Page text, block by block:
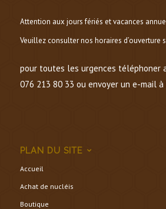
Attention aux jours fériés et vacances
Veuillez consulter nos horaires d’ouverture
pour toutes les urgences téléphoner
076 213 80 33 ou envoyer un e-mail
PLAN DU SITE
Accueil
Achat de nucléis
Boutique